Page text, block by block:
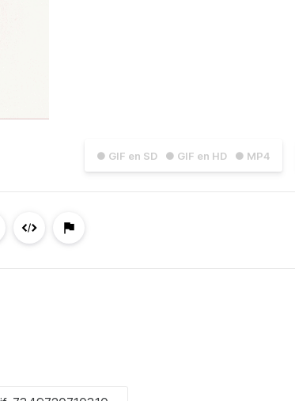
● GIF en SD ● GIF en HD ● MP4